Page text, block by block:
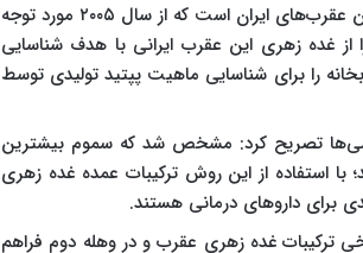
وی افزود: "ادونتوبوتوس دوریه" از خانواده بوتیده، یکی از خطرناک‌ترین عقرب‌های ایران است که از سال ۲۰۰۵ مورد توجه
از غده زهری این عقرب ایرانی با هدف شناسایی
را برای شناسایی ماهیت پپتید تولیدی توسط
تصریح کرد: مشخص شد که سموم بیشترین
دارند؛ با استفاده از این روش ترکیبات عمده غده زهری
برای داروهای درمانی هستند.
ترکیبات غده زهری عقرب و در وهله دوم فراهم